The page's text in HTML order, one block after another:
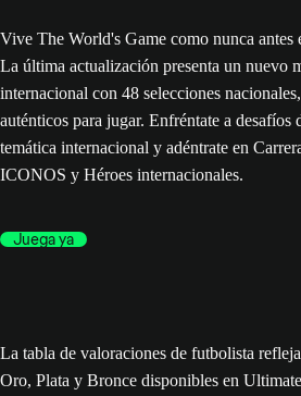
Vive The World's Game como nunca
La última actualización presenta un nuevo
internacional con 48 selecciones
auténticos para jugar. Enfréntate a desafíos
temática internacional y adéntrate en
ICONOS y Héroes internacionales.
Juega ya
La tabla de valoraciones de futbolista
Oro, Plata y Bronce disponibles en